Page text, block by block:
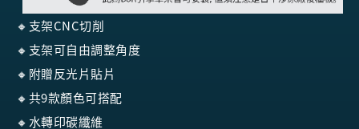
🔸支架CNC切削
🔸支架可自由調整角度
🔸附贈反光片貼片
🔸共9款顏色可搭配
🔸水轉印碳纖維